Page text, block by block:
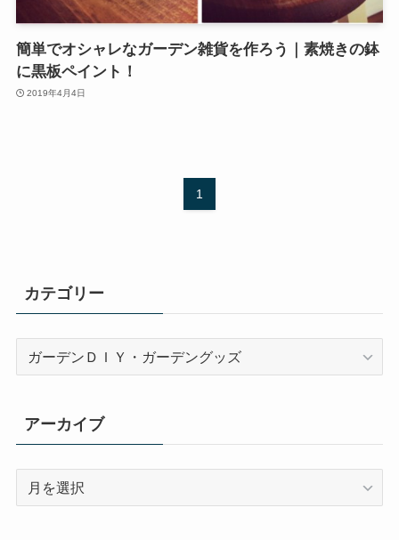
簡単でオシャレなガーデン雑貨を作ろう｜素焼きの鉢
に黒板ペイント！
2019年4月4日
1
カテゴリー
リ
ー
アーカイブ